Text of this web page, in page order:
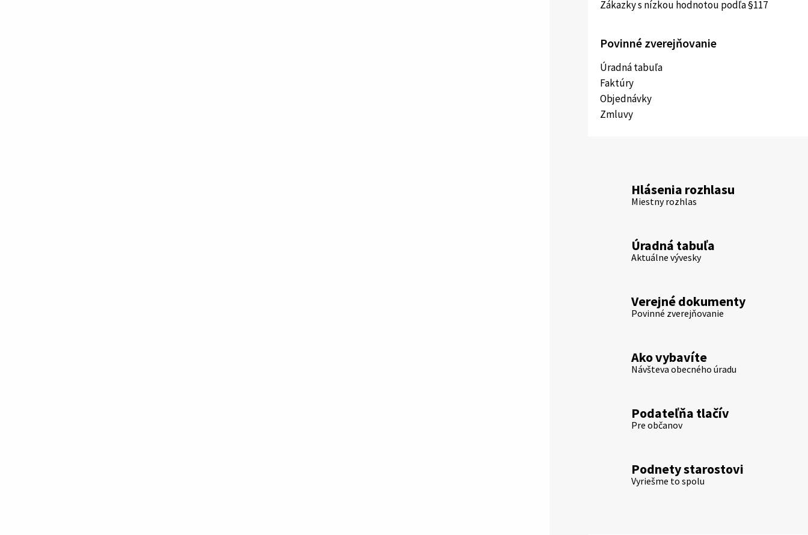
Zákazky s nízkou hodnotou podľa §117
Povinné zverejňovanie
Úradná tabuľa
Faktúry
Objednávky
Zmluvy
Hlásenia rozhlasu
Miestny rozhlas
Úradná tabuľa
Aktuálne vývesky
Verejné dokumenty
Povinné zverejňovanie
Ako vybavíte
Návšteva obecného úradu
Podateľňa tlačív
Pre občanov
Podnety starostovi
Vyriešme to spolu